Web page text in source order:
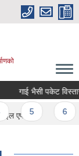
गाई भैसी पकेट
एप |